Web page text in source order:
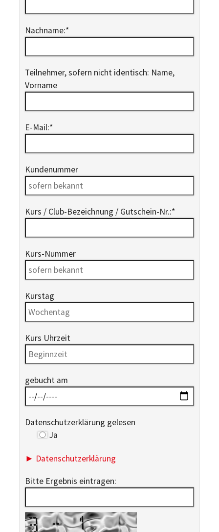
Nachname:*
Teilnehmer, sofern nicht identisch: Name,
Vorname
E-Mail:*
Kundenummer
Kurs / Club-Bezeichnung / Gutschein-Nr.:*
Kurs-Nummer
Kurstag
Kurs Uhrzeit
gebucht am
Datenschutzerklärung gelesen
Ja
► Datenschutzerklärung
Bitte Ergebnis eintragen: